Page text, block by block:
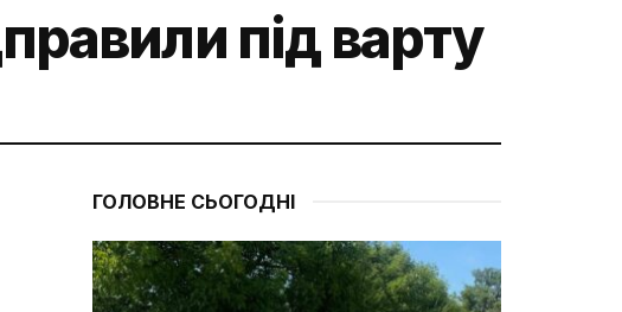
під варту
ГОЛОВНЕ СЬОГОДНІ